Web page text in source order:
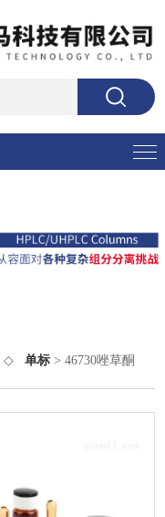
◇单标 > 46730唑草酮